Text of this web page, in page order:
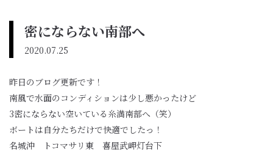
密にならない南部へ
2020.07.25
昨日のブログ更新です！
南風で水面のコンディションは少し悪かったけど
3密にならない空いている糸満南部へ（笑）
ボートは自分たちだけで快適でしたっ！
名城沖 トコマサリ東 喜屋武岬灯台下